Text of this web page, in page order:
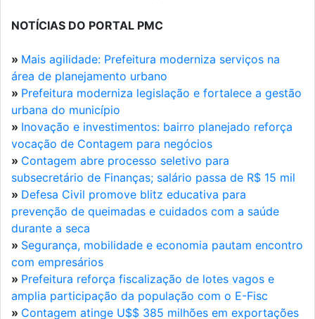
NOTÍCIAS DO PORTAL PMC
» Mais agilidade: Prefeitura moderniza serviços na
área de planejamento urbano
» Prefeitura moderniza legislação e fortalece a gestão
urbana do município
» Inovação e investimentos: bairro planejado reforça
vocação de Contagem para negócios
» Contagem abre processo seletivo para
subsecretário de Finanças; salário passa de R$ 15 mil
» Defesa Civil promove blitz educativa para
prevenção de queimadas e cuidados com a saúde
durante a seca
» Segurança, mobilidade e economia pautam encontro
com empresários
» Prefeitura reforça fiscalização de lotes vagos e
amplia participação da população com o E-Fisc
» Contagem atinge U$$ 385 milhões em exportações